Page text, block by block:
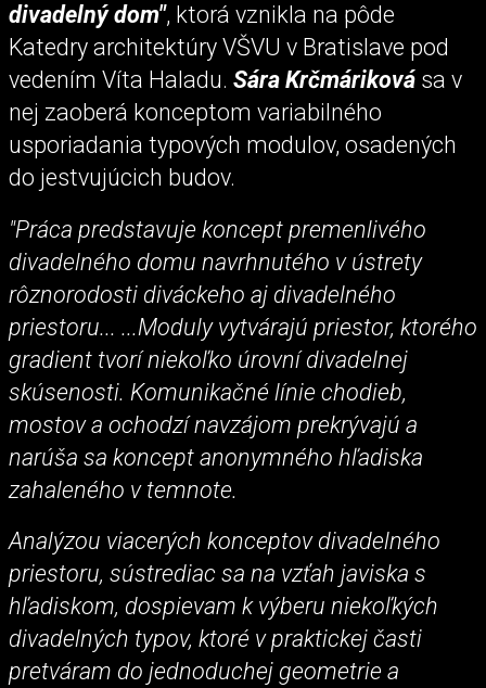
divadelný dom", ktorá vznikla na pôde
Katedry architektúry VŠVU v Bratislave pod
vedením Víta Haladu. Sára Krčmáriková sa v
nej zaoberá konceptom variabilného
usporiadania typových modulov, osadených
do jestvujúcich budov.
"Práca predstavuje koncept premenlivého
divadelného domu navrhnutého v ústrety
rôznorodosti diváckeho aj divadelného
priestoru... ...Moduly vytvárajú priestor, ktorého
gradient tvorí niekoľko úrovní divadelnej
skúsenosti. Komunikačné línie chodieb,
mostov a ochodzí navzájom prekrývajú a
narúša sa koncept anonymného hľadiska
zahaleného v temnote.
Analýzou viacerých konceptov divadelného
priestoru, sústrediac sa na vzťah javiska s
hľadiskom, dospievam k výberu niekoľkých
divadelných typov, ktoré v praktickej časti
pretváram do jednoduchej geometrie a